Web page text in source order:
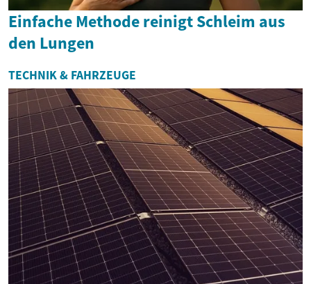
Einfache Methode reinigt Schleim aus
den Lungen
TECHNIK & FAHRZEUGE